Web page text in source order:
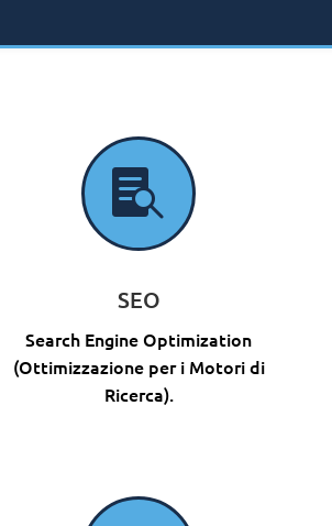

SEO
Search Engine Optimization
(Ottimizzazione per i Motori di
Ricerca).